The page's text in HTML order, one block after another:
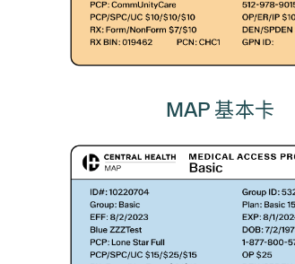
MAP 基本卡